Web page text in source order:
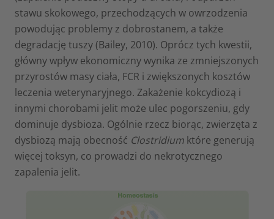
stawu skokowego, przechodzących w owrzodzenia
powodując problemy z dobrostanem, a także
degradację tuszy (Bailey, 2010). Oprócz tych kwestii,
główny wpływ ekonomiczny wynika ze zmniejszonych
przyrostów masy ciała, FCR i zwiększonych kosztów
leczenia weterynaryjnego. Zakażenie kokcydiozą i
innymi chorobami jelit może ulec pogorszeniu, gdy
dominuje dysbioza. Ogólnie rzecz biorąc, zwierzęta z
dysbiozą mają obecność Clostridium które generują
więcej toksyn, co prowadzi do nekrotycznego
zapalenia jelit.